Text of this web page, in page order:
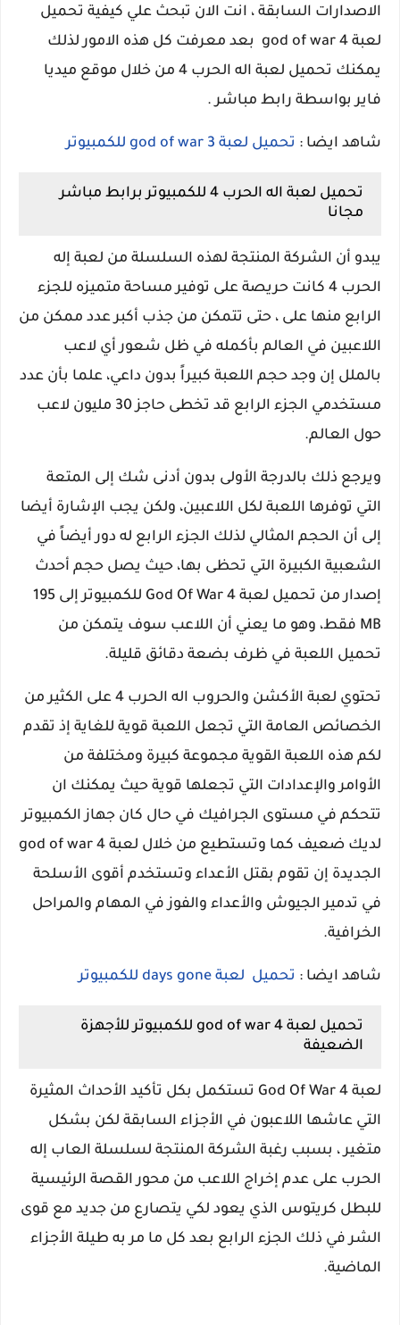
الاصدارات السابقة ، انت الان تبحث علي كيفية تحميل
لعبة god of war 4 بعد معرفت كل هذه الامور لذلك
يمكنك تحميل لعبة اله الحرب 4 من خلال موقع ميديا
فاير بواسطة رابط مباشر .
شاهد ايضا : تحميل لعبة god of war 3 للكمبيوتر
تحميل لعبة اله الحرب 4 للكمبيوتر برابط مباشر
مجانا
يبدو أن الشركة المنتجة لهذه السلسلة من لعبة إله
الحرب 4 كانت حريصة على توفير مساحة متميزه للجزء
الرابع منها على ، حتى تتمكن من جذب أكبر عدد ممكن من
اللاعبين في العالم بأكمله في ظل شعور أي لاعب
بالملل إن وجد حجم اللعبة كبيراً بدون داعي، علما بأن عدد
مستخدمي الجزء الرابع قد تخطى حاجز 30 مليون لاعب
حول العالم.
ويرجع ذلك بالدرجة الأولى بدون أدنى شك إلى المتعة
التي توفرها اللعبة لكل اللاعبين، ولكن يجب الإشارة أيضا
إلى أن الحجم المثالي لذلك الجزء الرابع له دور أيضاً في
الشعبية الكبيرة التي تحظى بها، حيث يصل حجم أحدث
إصدار من تحميل لعبة God Of War 4 للكمبيوتر إلى 195
MB فقط، وهو ما يعني أن اللاعب سوف يتمكن من
تحميل اللعبة في ظرف بضعة دقائق قليلة.
تحتوي لعبة الأكشن والحروب اله الحرب 4 على الكثير من
الخصائص العامة التي تجعل اللعبة قوية للغاية إذ تقدم
لكم هذه اللعبة القوية مجموعة كبيرة ومختلفة من
الأوامر والإعدادات التي تجعلها قوية حيث يمكنك ان
تتحكم في مستوى الجرافيك في حال كان جهاز الكمبيوتر
لديك ضعيف كما وتستطيع من خلال لعبة god of war 4
الجديدة إن تقوم بقتل الأعداء وتستخدم أقوى الأسلحة
في تدمير الجيوش والأعداء والفوز في المهام والمراحل
الخرافية.
شاهد ايضا : تحميل لعبة days gone للكمبيوتر
تحميل لعبة god of war 4 للكمبيوتر للأجهزة
الضعيفة
لعبة God Of War 4 تستكمل بكل تأكيد الأحداث المثيرة
التي عاشها اللاعبون في الأجزاء السابقة لكن بشكل
متغير ، بسبب رغبة الشركة المنتجة لسلسلة العاب إله
الحرب على عدم إخراج اللاعب من محور القصة الرئيسية
للبطل كريتوس الذي يعود لكي يتصارع من جديد مع قوى
الشر في ذلك الجزء الرابع بعد كل ما مر به طيلة الأجزاء
الماضية.